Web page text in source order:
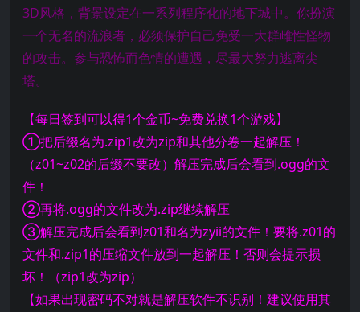
3D风格，背景设定在一系列程序化的地下城中。你扮演
一个无名的流浪者，必须保护自己免受一大群雌性怪物
的攻击。参与恐怖而色情的遭遇，尽最大努力逃离尖
塔。​
【每日签到可以得1个金币~免费兑换1个游戏】
①把后缀名为.zip1改为zip和其他分卷一起解压！
（z01~z02的后缀不要改）解压完成后会看到.ogg的文
件！
②再将.ogg的文件改为.zip继续解压
③解压完成后会看到z01和名为zyii的文件！要将.z01的
文件和.zip1的压缩文件放到一起解压！否则会提示损
坏！（zip1改为zip）
【如果出现密码不对就是解压软件不识别！建议使用其